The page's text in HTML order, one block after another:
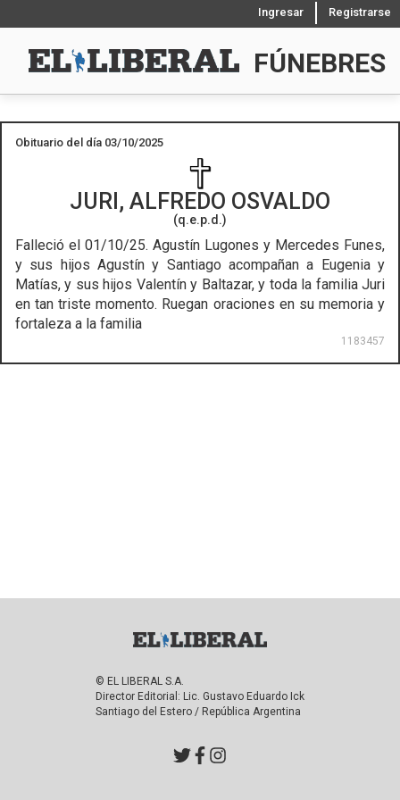
Ingresar Registrarse
FÚNEBRES
Obituario del día 03/10/2025
JURI, ALFREDO OSVALDO
(q.e.p.d.)
Falleció el 01/10/25. Agustín Lugones y Mercedes Funes,
y sus hijos Agustín y Santiago acompañan a Eugenia y
Matías, y sus hijos Valentín y Baltazar, y toda la familia Juri
en tan triste momento. Ruegan oraciones en su memoria y
fortaleza a la familia
1183457
© EL LIBERAL S.A.
Director Editorial: Lic. Gustavo Eduardo Ick
Santiago del Estero / República Argentina